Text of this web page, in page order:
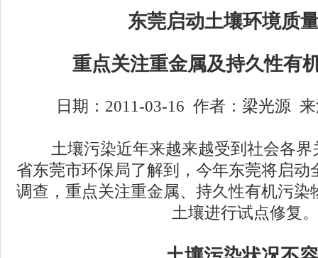
东莞启动土壤环境质
重点关注重金属及持久性有
日期：2011-03-16 作者：梁光源
土壤污染近年来越来越受到社会各界
省东莞市环保局了解到，今年东莞将启动
调查，重点关注重金属、持久性有机污染
土壤进行试点修复。